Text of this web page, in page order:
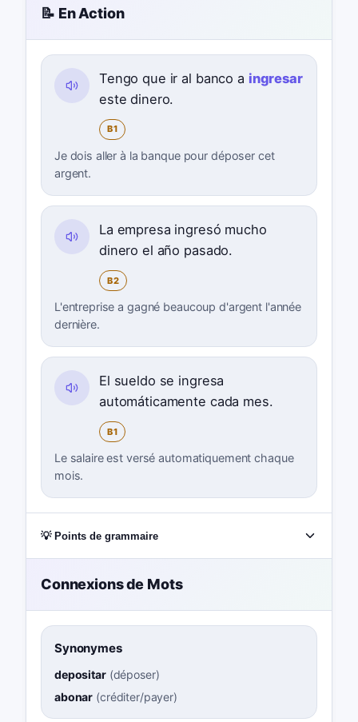
📝 En Action
Tengo que ir al banco a ingresar
este dinero.
B1
Je dois aller à la banque pour déposer cet
argent.
La empresa ingresó mucho
dinero el año pasado.
B2
L'entreprise a gagné beaucoup d'argent l'année
dernière.
El sueldo se ingresa
automáticamente cada mes.
B1
Le salaire est versé automatiquement chaque
mois.
💡 Points de grammaire
Connexions de Mots
Synonymes
depositar(déposer)
abonar (créditer/payer)